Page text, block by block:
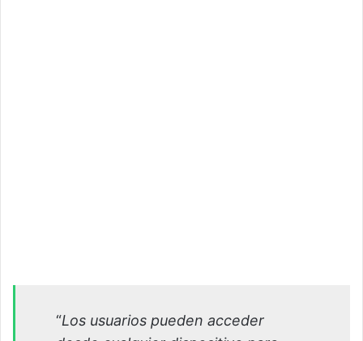
“Los usuarios pueden acceder